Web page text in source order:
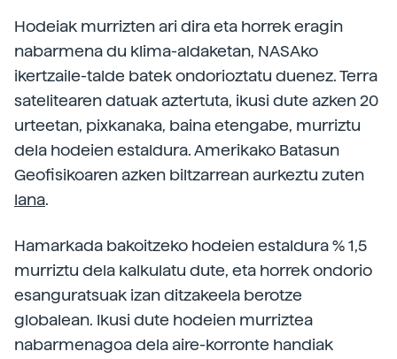
Hodeiak murrizten ari dira eta horrek eragin
nabarmena du klima-aldaketan, NASAko
ikertzaile-talde batek ondorioztatu duenez. Terra
satelitearen datuak aztertuta, ikusi dute azken 20
urteetan, pixkanaka, baina etengabe, murriztu
dela hodeien estaldura. Amerikako Batasun
Geofisikoaren azken biltzarrean aurkeztu zuten
lana.
Hamarkada bakoitzeko hodeien estaldura % 1,5
murriztu dela kalkulatu dute, eta horrek ondorio
esanguratsuak izan ditzakeela berotze
globalean. Ikusi dute hodeien murriztea
nabarmenagoa dela aire-korronte handiak